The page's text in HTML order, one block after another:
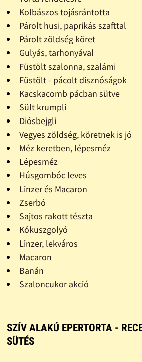
Kolbászos tojásrántotta
Párolt husi, paprikás szafttal
Párolt zöldség köret
Gulyás, tarhonyával
Füstölt szalonna, szalámi
Füstölt - pácolt disznóságok
Kacskacomb pácban sütve
Sült krumpli
Diósbejgli
Vegyes zöldség, köretnek is jó
Méz keretben, lépesméz
Lépesméz
Húsgombóc leves
Linzer és Macaron
Zserbó
Sajtos rakott tészta
Kókuszgolyó
Linzer, lekváros
Macaron
Banán
Szaloncukor akció
SZÍV ALAKÚ EPERTORTA -
SÜTÉS